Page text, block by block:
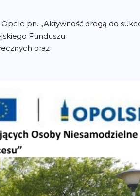
pn. „Aktywność drogą do
Funduszu
oraz